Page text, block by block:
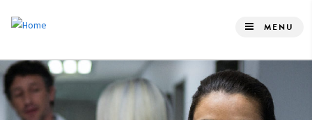
de
inhoud
gaan
MENU